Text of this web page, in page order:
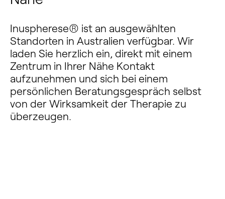
Inuspherese® ist an ausgewählten
Standorten in Australien verfügbar. Wir
laden Sie herzlich ein, direkt mit einem
Zentrum in Ihrer Nähe Kontakt
aufzunehmen und sich bei einem
persönlichen Beratungsgespräch selbst
von der Wirksamkeit der Therapie zu
überzeugen.